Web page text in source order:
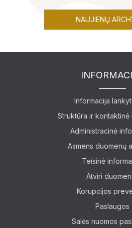
NAUJIENŲ
Informacija
Struktūra ir kontaktinė
Administracinė
Asmens duomenų
Teisinė
Atviri
Korupcijos
Paslaugos
Salės nuomos